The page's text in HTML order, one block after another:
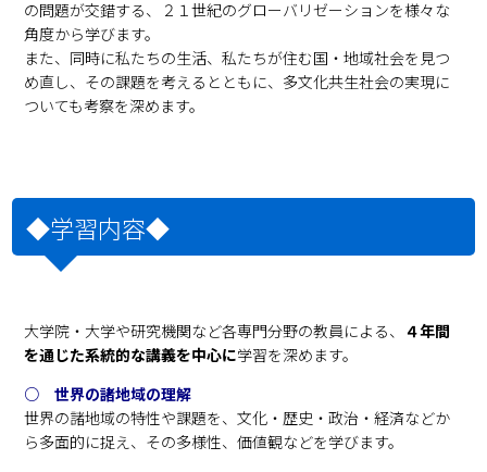
の問題が交錯する、２１世紀のグローバリゼーションを様々な
角度から学びます。
また、同時に私たちの生活、私たちが住む国・地域社会を見つ
め直し、その課題を考えるとともに、多文化共生社会の実現に
ついても考察を深めます。
◆学習内容◆
大学院・大学や研究機関など各専門分野の教員による、 ４年間
を通じた系統的な講義を中心に学習を深めます。
○ 世界の諸地域の理解
世界の諸地域の特性や課題を、文化・歴史・政治・経済などか
ら多面的に捉え、その多様性、価値観などを学びます。